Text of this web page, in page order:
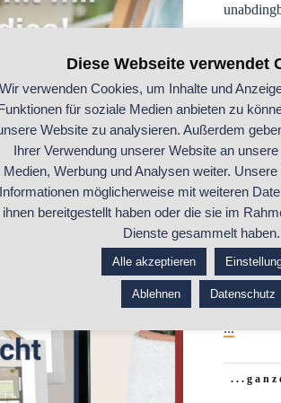
„Bilder
...
Diese Webseite verwendet
verwenden Cookies, um Inhalte und
für soziale Medien anbieten zu
Website zu analysieren. Außerdem
Ihrer Verwendung unserer Website an
Medien, Werbung und Analysen weiter.
möglicherweise mit weiteren
ihnen bereitgestellt haben oder die sie im
Dienste gesammelt haben.
Alle akzeptieren
Ablehnen Datenschutz